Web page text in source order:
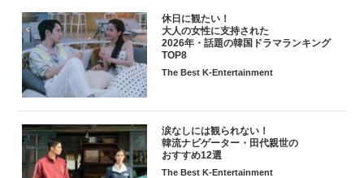
休日に観たい！
大人の女性に支持された
2026年・話題の韓国ドラマランキング
TOP8
The Best K-Entertainment
涙なしには観られない！
韓流ナビゲーター・田代親世の
おすすめ12選
The Best K-Entertainment